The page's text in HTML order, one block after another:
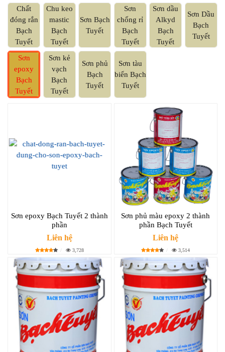
Chất
đóng rắn
Bạch
Tuyết
Chu keo
mastic
Bạch
Tuyết
Sơn Bạch
Tuyết
Sơn
chống rỉ
Bạch
Tuyết
Sơn dầu
Alkyd
Bạch
Tuyết
Sơn Dầu
Bạch
Tuyết
Sơn
epoxy
Bạch
Tuyết
Sơn kẻ
vạch
Bạch
Tuyết
Sơn phủ
Bạch
Tuyết
Sơn tàu
biển Bạch
Tuyết
Sơn epoxy Bạch Tuyết 2 thành
phần
Liên hệ
3,728
Sơn phủ màu epoxy 2 thành
phần Bạch Tuyết
Liên hệ
3,514